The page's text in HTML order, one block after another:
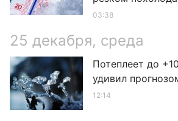
03:38
25 декабря, среда
Потеплеет до
удивил
12:14